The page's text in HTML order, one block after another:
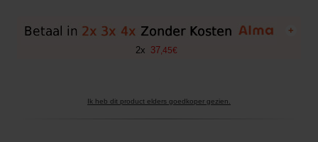
+
2x 37 45€
Ik heb dit product elders goedkoper gezien.